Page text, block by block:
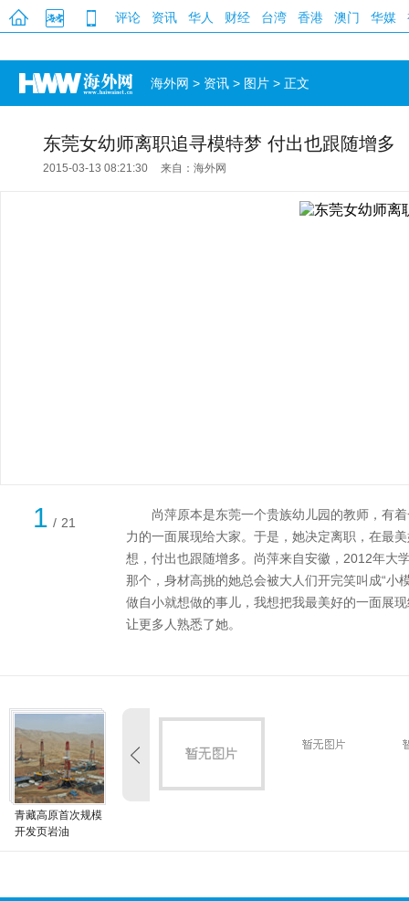
评论 资讯 华人 财经 台湾 香港 澳门 华媒
海外网 > 资讯 > 图片 > 正文
东莞女幼师离职追寻模特梦 付出也跟随增多
2015-03-13 08:21:30 来自：海外网
1 / 21
尚萍原本是东莞一个贵族幼儿园的教师，有着
力的一面展现给大家。于是，她决定离职，在最
想，付出也跟随增多。尚萍来自安徽，2012年大
那个，身材高挑的她总会被大人们开完笑叫成“小
做自小就想做的事儿，我想把我最美好的一面展
让更多人熟悉了她。
青藏高原首次规模
开发页岩油